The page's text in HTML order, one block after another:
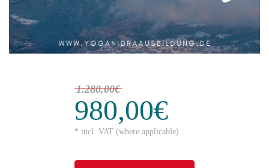
1.280,00€
980,00€
* incl. VAT (where applicable)